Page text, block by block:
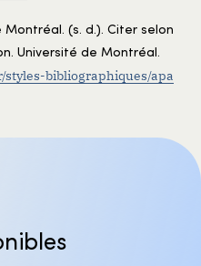
(s. d.). Citer selon
Université de Montréal.
bibliographiques/apa